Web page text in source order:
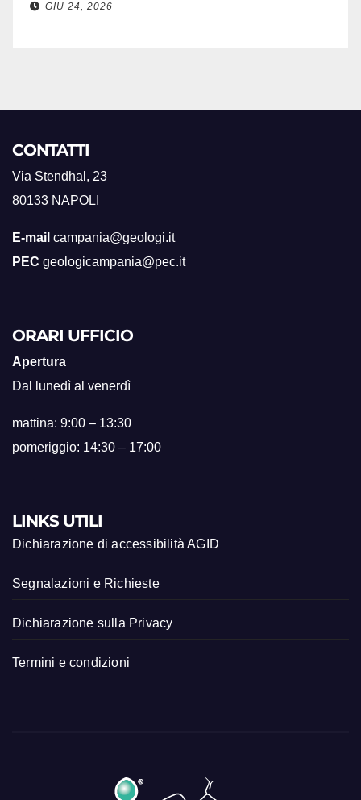
GIU 24, 2026
CONTATTI
Via Stendhal, 23
80133 NAPOLI
E-mail campania@geologi.it
PEC geologicampania@pec.it
ORARI UFFICIO
Apertura
Dal lunedì al venerdì
mattina: 9:00 – 13:30
pomeriggio: 14:30 – 17:00
LINKS UTILI
Dichiarazione di accessibilità AGID
Segnalazioni e Richieste
Dichiarazione sulla Privacy
Termini e condizioni